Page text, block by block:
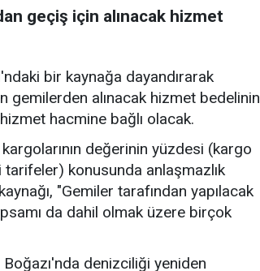
geçiş için alınacak hizmet
bir kaynağa dayandırarak
gemilerden alınacak hizmet bedelinin
hacmine bağlı olacak.
değerinin yüzdesi (kargo
konusunda anlaşmazlık
"Gemiler tarafından yapılacak
da dahil olmak üzere birçok
denizciliği yeniden